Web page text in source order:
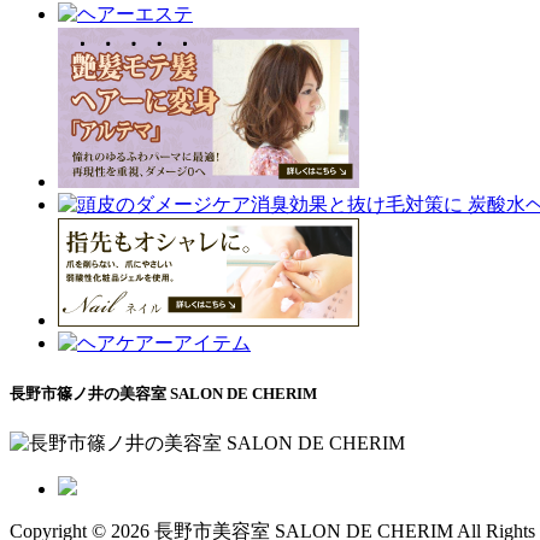
長野市篠ノ井の美容室 SALON DE CHERIM
Copyright © 2026 長野市美容室 SALON DE CHERIM All Rights